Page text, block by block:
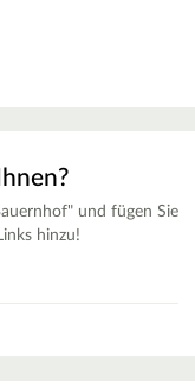
und fügen Sie
hinzu!